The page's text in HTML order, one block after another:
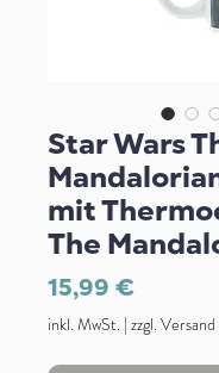
Star Wars
mit
The
15,99 €Preis
inkl. MwSt. | zzgl. Versand